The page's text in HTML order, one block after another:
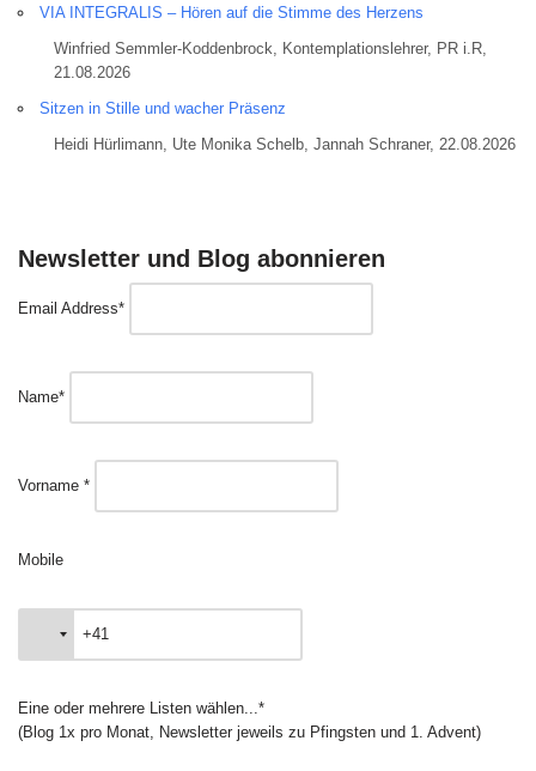
VIA INTEGRALIS – Hören auf die Stimme des Herzens
Winfried Semmler-Koddenbrock, Kontemplationslehrer, PR i.R,
21.08.2026
Sitzen in Stille und wacher Präsenz
Heidi Hürlimann, Ute Monika Schelb, Jannah Schraner, 22.08.2026
Newsletter und Blog abonnieren
Email Address*
Name*
Vorname *
Mobile
Eine oder mehrere Listen wählen...*
(Blog 1x pro Monat, Newsletter jeweils zu Pfingsten und 1. Advent)